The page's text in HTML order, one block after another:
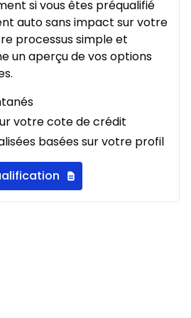
2.49%
À partir de :
273$/ Sem.
334$/Sem.
si vous êtes préqualifié
auto sans impact sur votre
processus simple et
un aperçu de vos options
votre cote de crédit
basées sur votre profil